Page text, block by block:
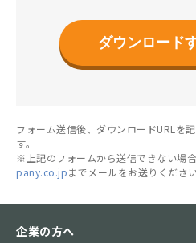
ダウンロード
フォーム送信後、ダウンロードURLを
す。
※上記のフォームから送信できない場合
pany.co.jpまでメールをお送りください
企業の方へ